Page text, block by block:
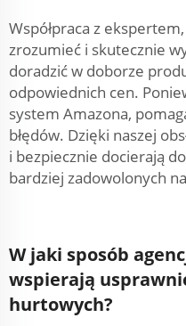
Współpraca z
zrozumieć i skutecznie
doradzić w doborze
odpowiednich cen.
system Amazona,
błędów. Dzięki naszej
i bezpiecznie docierają
bardziej zadowolonych
W jaki sposób
wspierają
hurtowych?